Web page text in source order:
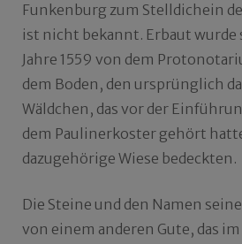
Funkenburg zum Stelldichein
ist nicht bekannt. Erbaut wurde
Jahre 1559 von dem
dem Boden, den ursprünglich
Wäldchen, das vor der
dem Paulinerkoster gehört
dazugehörige Wiese bedeckten.
Die Steine und den Namen
von einem anderen Gute, das